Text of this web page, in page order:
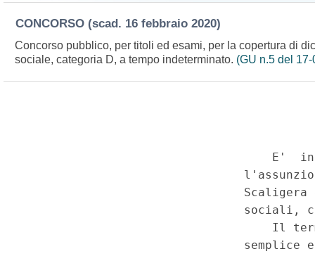
CONCORSO (scad. 16 febbraio 2020)
Concorso pubblico, per titoli ed esami, per la copertura di
sociale, categoria D, a tempo indeterminato. (GU n.5 del